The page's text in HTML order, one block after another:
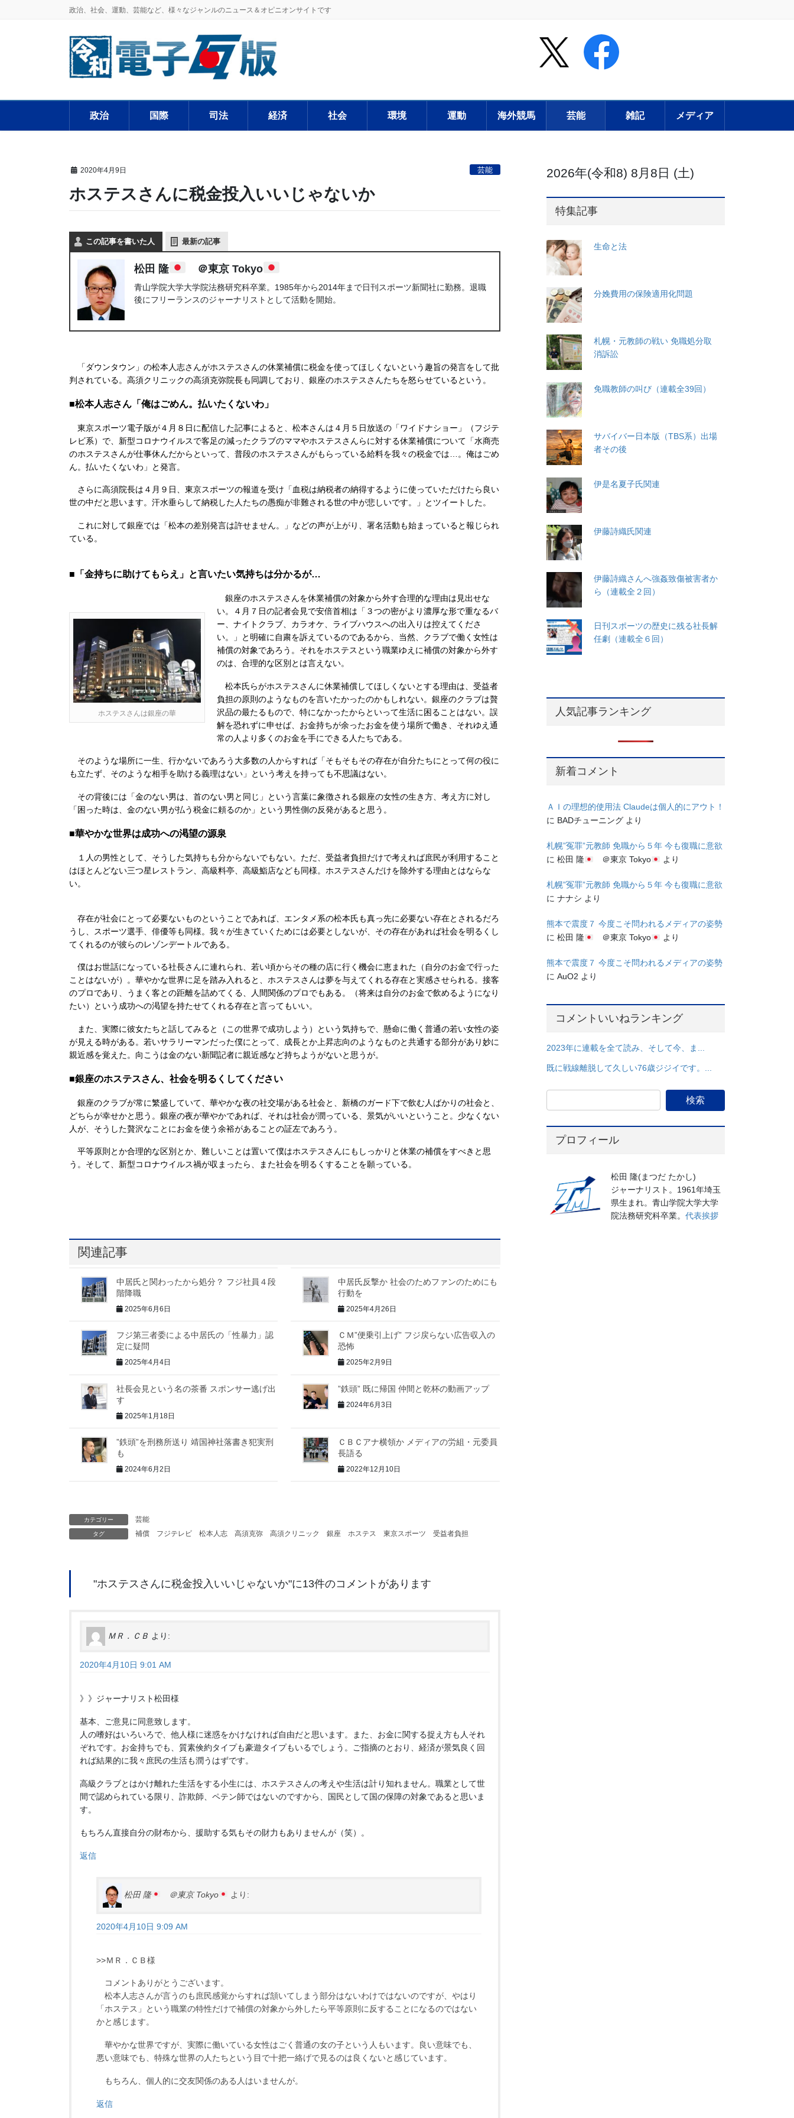
政治、社会、運動、芸能など、様々なジャンルのニュース＆オピニオンサイトです
政治 国際 司法 経済 社会 環境 運動 海外競馬 芸能 雑記 メディア
2020年4月9日 芸能
ホステスさんに税金投入いいじゃないか
この記事を書いた人 最新の記事
松田 隆 ＠東京 Tokyo
青山学院大学大学院法務研究科卒業。1985年から2014年まで日刊スポーツ新聞社に勤務。退職
後にフリーランスのジャーナリストとして活動を開始。
「ダウンタウン」の松本人志さんがホステスさんの休業補償に税金を使ってほしくないという趣旨の発言をして批
判されている。高須クリニックの高須克弥院長も同調しており、銀座のホステスさんたちを怒らせているという。
■松本人志さん「俺はごめん。払いたくないわ」
東京スポーツ電子版が４月８日に配信した記事によると、松本さんは４月５日放送の「ワイドナショー」（フジテ
レビ系）で、新型コロナウイルスで客足の減ったクラブのママやホステスさんらに対する休業補償について「水商売
のホステスさんが仕事休んだからといって、普段のホステスさんがもらっている給料を我々の税金では…。俺はごめ
ん。払いたくないわ」と発言。
さらに高須院長は４月９日、東京スポーツの報道を受け「血税は納税者の納得するように使っていただけたら良い
世の中だと思います。汗水垂らして納税した人たちの愚痴が非難される世の中が悲しいです。」とツイートした。
これに対して銀座では「松本の差別発言は許せません。」などの声が上がり、署名活動も始まっていると報じられ
ている。
■「金持ちに助けてもらえ」と言いたい気持ちは分かるが…
ホステスさんは銀座の華
銀座のホステスさんを休業補償の対象から外す合理的な理由は見出せな
い。４月７日の記者会見で安倍首相は「３つの密がより濃厚な形で重なるバ
ー、ナイトクラブ、カラオケ、ライブハウスへの出入りは控えてくださ
い。」と明確に自粛を訴えているのであるから、当然、クラブで働く女性は
補償の対象であろう。それをホステスという職業ゆえに補償の対象から外す
のは、合理的な区別とは言えない。
松本氏らがホステスさんに休業補償してほしくないとする理由は、受益者
負担の原則のようなものを言いたかったのかもしれない。銀座のクラブは贅
沢品の最たるもので、特になかったからといって生活に困ることはない。誤
解を恐れずに申せば、お金持ちが余ったお金を使う場所で働き
、それゆえ通
常の人より多くのお金を手にできる人たちである。
そのような場所に一生、行かないであろう大多数の人からすれば「そもそもその存在が自分たちにとって何の役に
も立たず、そのような相手を助ける義理はない」という考えを持っても不思議はない。
その背後には「金のない男は、首のない男と同じ」という言葉に象徴される銀座の女性の生き方、考え方に対し
「困った時は、金のない男が払う税金に頼るのか」という男性側の反発があると思う。
■華やかな世界は成功への渇望の源泉
１人の男性として、そうした気持ちも分からないでもない。ただ、受益者負担だけで考えれば庶民が利用すること
はほとんどない三つ星レストラン、高級料亭、高級鮨店なども同様。ホステスさんだけを除外する理由とはならな
い。
存在が社会にとって必要ないものということであれば、エンタメ系の松本氏も真っ先に必要ない存在とされるだろ
うし、スポーツ選手、俳優等も同様。我々が生きていくためには必要としないが、その存在があれば社会を明るくし
てくれるのが彼らのレゾンデートルである。
僕はお世話になっている社長さんに連れられ、若い頃からその種の店に行く機会に恵まれた（自分のお金で行った
ことはないが）。華やかな世界に足を踏み入れると、ホステスさんは夢を与えてくれる存在と実感させられる。接客
のプロであり、うまく客との距離を詰めてくる、人間関係のプロでもある。
（将来は自分のお金で飲めるようになり
たい）という成功への渇望を持たせてくれる存在と言ってもいい。
また、実際に彼女たちと話してみると（この世界で成功しよう）という気持ちで、懸命に働く普通の若い女性の姿
が見える時がある。若いサラリーマンだった僕にとって、成長とか上昇志向のようなものと共通する部分があり妙に
親近感を覚えた。向こうは金のない新聞記者に親近感など持ちようがないと思うが。
■銀座のホステスさん、社会を明るくしてください
銀座のクラブが常に繁盛していて、華やかな夜の社交場がある社会と、新橋のガード下で飲む人ばかりの社会と、
どちらが幸せかと思う。銀座の夜が華やかであれば、それは社会が潤っている、景気がいいということ。少なくない
人が、そうした贅沢なことにお金を使う余裕があることの証左であろう。
平等原則とか合理的な区別とか、難しいことは置いて僕はホステスさんにもしっかりと休業の補償をすべきと思
う。そして、新型コロナウイルス禍が収まったら、また社会を明るくすることを願っている。
関連記事
中居氏と関わったから処分？ フジ社員４段
階降職
2025年6月6日
中居氏反撃か 社会のためファンのためにも
行動を
2025年4月26日
フジ第三者委による中居氏の「性暴力」認
定に疑問
2025年4月4日
ＣＭ”便乗引上げ” フジ戻らない広告収入の
恐怖
2025年2月9日
社長会見という名の茶番 スポンサー逃げ出
す
2025年1月18日
”鉄頭” 既に帰国 仲間と乾杯の動画アップ
2024年6月3日
”鉄頭”を刑務所送り 靖国神社落書き犯実刑
も
2024年6月2日
ＣＢＣアナ横領か メディアの労組・元委員
長語る
2022年12月10日
カテゴリー 芸能
タグ 補償 フジテレビ 松本人志 高須克弥 高須クリニック 銀座 ホステス 東京スポーツ 受益者負担
"ホステスさんに税金投入いいじゃないか"に13件のコメントがあります
ＭＲ．ＣＢ より:
2020年4月10日 9:01 AM
》》ジャーナリスト松田様
基本、ご意見に同意致します。
人の嗜好はいろいろで、他人様に迷惑をかけなければ自由だと思います。また、お金に関する捉え方も人それ
ぞれです。お金持ちでも、質素倹約タイプも豪遊タイプもいるでしょう。ご指摘のとおり、経済が景気良く回
れば結果的に我々庶民の生活も潤うはずです。
高級クラブとはかけ離れた生活をする小生には、ホステスさんの考えや生活は計り知れません。職業として世
間で認められている限り、詐欺師、ペテン師ではないのですから、国民として国の保障の対象であると思いま
す。
もちろん直接自分の財布から、援助する気もその財力もありませんが（笑）。
返信
松田 隆 ＠東京 Tokyo より:
2020年4月10日 9:09 AM
>>ＭＲ．ＣＢ様
コメントありがとうございます。
松本人志さんが言うのも庶民感覚からすれば頷いてしまう部分はないわけではないのですが、やはり
「ホステス」という職業の特性だけで補償の対象から外したら平等原則に反することになるのではない
かと感じます。
華やかな世界ですが、実際に働いている女性はごく普通の女の子という人もいます。良い意味でも、
悪い意味でも、特殊な世界の人たちという目で十把一絡げで見るのは良くないと感じています。
もちろん、個人的に交友関係のある人はいませんが。
返信
2026年(令和8) 8月8日 (土)
特集記事
生命と法
分娩費用の保険適用化問題
札幌・元教師の戦い 免職処分取
消訴訟
免職教師の叫び（連載全39回）
サバイバー日本版（TBS系）出場
者その後
伊是名夏子氏関連
伊藤詩織氏関連
伊藤詩織さんへ強姦致傷被害者か
ら（連載全２回）
日刊スポーツの歴史に残る社長解
任劇（連載全６回）
人気記事ランキング
新着コメント
ＡＩの理想的使用法 Claudeは個人的にアウト！
に BADチューニング より
札幌”冤罪”元教師 免職から５年 今も復職に意欲
に松田 隆 ＠東京 Tokyo より
札幌”冤罪”元教師 免職から５年 今も復職に意欲
にナナシ より
熊本で震度７ 今度こそ問われるメディアの姿勢
に松田 隆 ＠東京 Tokyo より
熊本で震度７ 今度こそ問われるメディアの姿勢
にAuO2 より
コメントいいねランキング
2023年に連載を全て読み、そして今、ま...
既に戦線離脱して久しい76歳ジジイです。...
プロフィール
松田 隆(まつだ たかし)
ジャーナリスト。1961年埼玉
県生まれ。青山学院大学大学
院法務研究科卒業。代表挨拶